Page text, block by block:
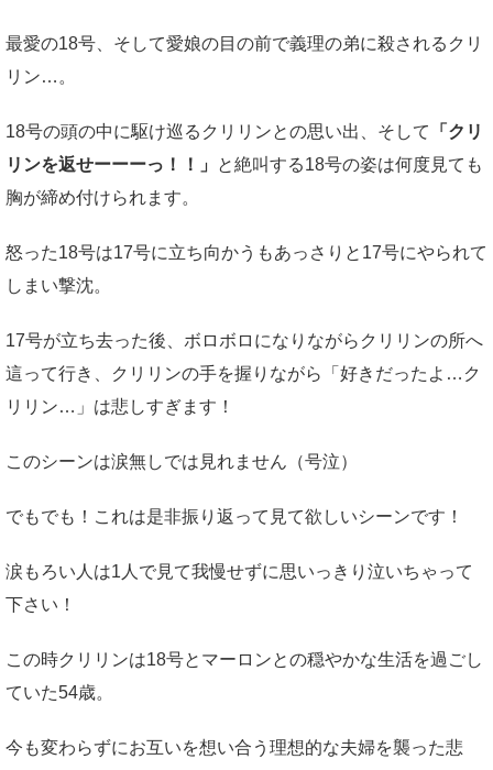
最愛の18号、そして愛娘の目の前で義理の弟に殺されるクリ
リン…。
18号の頭の中に駆け巡るクリリンとの思い出、そして
「クリ
リンを返せーーーっ！！」
と絶叫する18号の姿は何度見ても
胸が締め付けられます。
怒った18号は17号に立ち向かうもあっさりと17号にやられて
しまい撃沈。
17号が立ち去った後、ボロボロになりながらクリリンの所へ
這って行き、クリリンの手を握りながら「好きだったよ…ク
リリン…」は悲しすぎます！
このシーンは涙無しでは見れません（号泣）
でもでも！これは是非振り返って見て欲しいシーンです！
涙もろい人は1人で見て我慢せずに思いっきり泣いちゃって
下さい！
この時クリリンは18号とマーロンとの穏やかな生活を過ごし
ていた54歳。
今も変わらずにお互いを想い合う理想的な夫婦を襲った悲